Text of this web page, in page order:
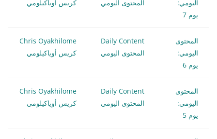
اليومي:
يوم 7
المحتوى اليومي
كريس أوياكيلومي
المحتوى
اليومي:
يوم 6
Daily Content
المحتوى اليومي
Chris Oyakhilome
كريس أوياكيلومي
المحتوى
اليومي:
يوم 5
Daily Content
المحتوى اليومي
Chris Oyakhilome
كريس أوياكيلومي